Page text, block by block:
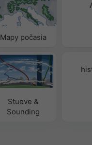
Mapy počasia
Stueve &
Sounding